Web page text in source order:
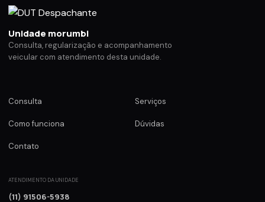
Unidade morumbi
Consulta, regularização e acompanhamento
veicular com atendimento desta unidade.
Consulta Serviços
Como funciona Dúvidas
Contato
ATENDIMENTO DA UNIDADE
(11) 91506-5938